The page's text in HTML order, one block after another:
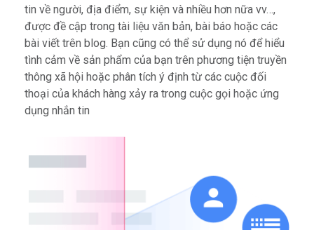
tin về người, địa điểm, sự kiện và nhiều hơn nữa vv…,
được đề cập trong tài liệu văn bản, bài báo hoặc các
bài viết trên blog. Bạn cũng có thể sử dụng nó để hiểu
tình cảm về sản phẩm của bạn trên phương tiện truyền
thông xã hội hoặc phân tích ý định từ các cuộc đối
thoại của khách hàng xảy ra trong cuộc gọi hoặc ứng
dụng nhắn tin